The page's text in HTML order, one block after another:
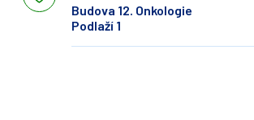
Budova 12. Onkologie
Podlaží 1